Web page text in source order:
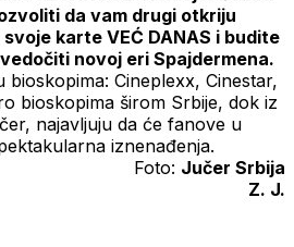
da vam drugi otkriju
karte VEĆ DANAS i budite
novoj eri Spajdermena.
Cineplexx, Cinestar,
bioskopima širom Srbije, dok iz
najavljuju da će fanove u
iznenađenja.
Foto: Jučer Srbija
Z. J.